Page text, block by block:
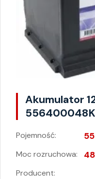
Akumulator
Pojemność:
Moc rozruchowa:
Producent: